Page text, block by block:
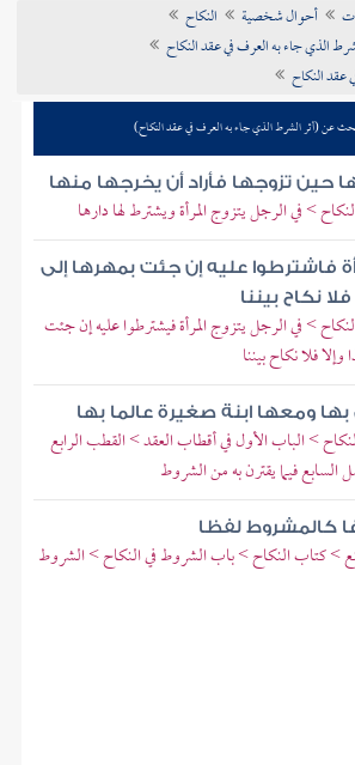
أحوال شخصية
النكاح
الذي جاء به العرف في عقد النكاح
عقد النكاح
عن (أثر الشرط الذي جاء به العرف في عقد النكاح)
حين تزوجها فأراد أن يخرجها منها
> في الرجل يتزوج المرأة ويشترط لها دارها
فاشترطوا عليه إن جئت بمهرها إلى
نكاح بيننا
> في الرجل يتزوج المرأة فيشترطوا عليه إن جئت
فلا نكاح بيننا
ومعها ابنة صغيرة عالما بها
> الباب الأول في أقطاب العقد > القطب الرابع
السابع فيما يقترن به من الشروط
كالمشروط لفظا
> كتاب النكاح > باب الشروط في النكاح > الشروط